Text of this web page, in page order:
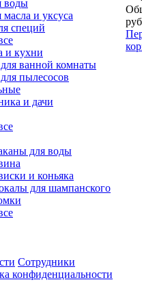
воды
и уксуса
специй
и кухни
ванной комнаты
пылесосов
и дачи
для воды
и коньяка
для шампанского
Сотрудники
конфиденциальности